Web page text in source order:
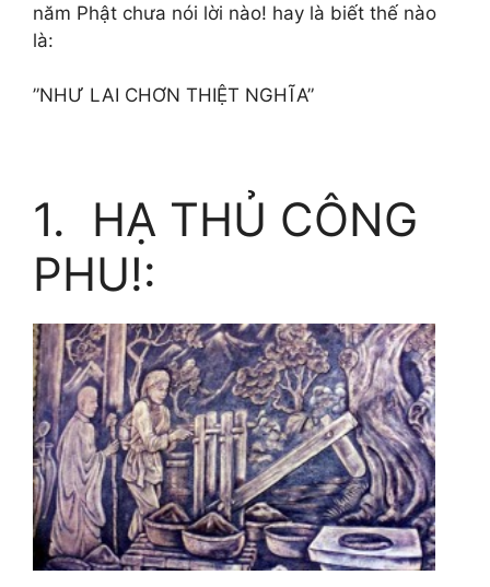
năm Phật chưa nói lời nào! hay là biết thế nào
là:
”NHƯ LAI CHƠN THIỆT NGHĨA”
1. HẠ THỦ CÔNG
PHU!: